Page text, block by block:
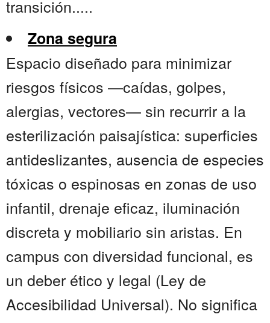
transición.....
Zona segura
Espacio diseñado para minimizar
riesgos físicos —caídas, golpes,
alergias, vectores— sin recurrir a la
esterilización paisajística: superficies
antideslizantes, ausencia de especies
tóxicas o espinosas en zonas de uso
infantil, drenaje eficaz, iluminación
discreta y mobiliario sin aristas. En
campus con diversidad funcional, es
un deber ético y legal (Ley de
Accesibilidad Universal). No significa